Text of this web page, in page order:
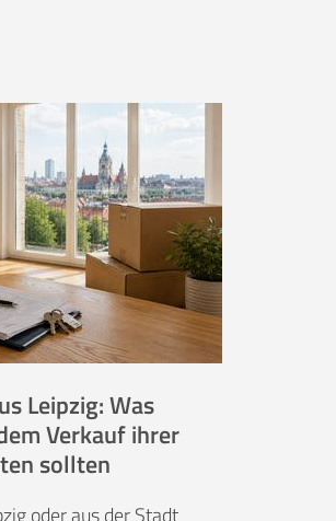
Leipzig: Was
Verkauf ihrer
sollten
oder aus der Stadt